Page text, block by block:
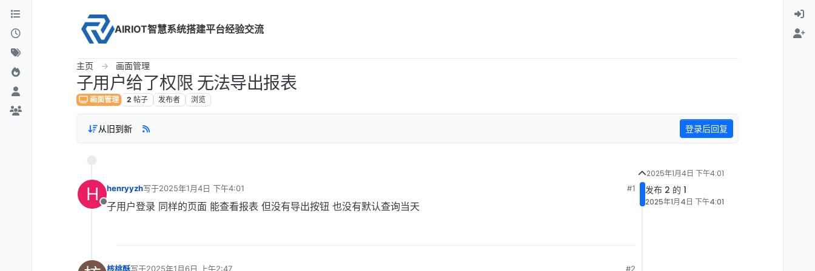
Skip to content
AIRIOT智慧系统搭建平台经验交流
主页 画面管理
子用户给了权限 无法导出报表
画面管理 2 帖子 发布者 浏览
从旧到新 登录后回复
H
离线
henryyzh写于2025年1月4日 下午4:01
最后由 编辑
#1
子用户登录 同样的页面 能查看报表 但没有导出按钮 也没有默认查询当天
核桃酥写于2025年1月6日 上午2:47 #2
2025年1月4日 下午4:01
发布 2 的 1
2025年1月4日 下午4:01